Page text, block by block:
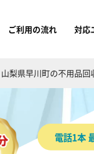
ご利用の流れ 対応
山梨県早川町の不用品回
電話1本